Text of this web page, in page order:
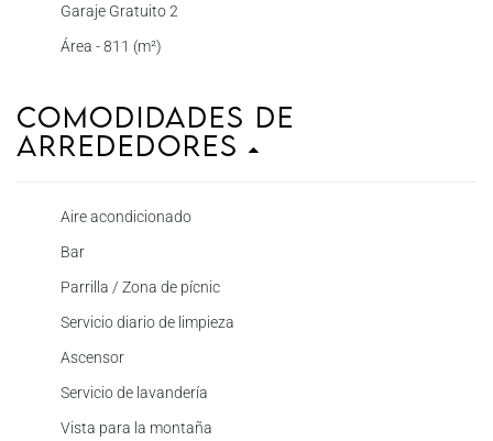
Garaje Gratuito 2
Área - 811 (m²)
Comodidades de
Arrededores
Aire acondicionado
Bar
Parrilla / Zona de pícnic
Servicio diario de limpieza
Ascensor
Servicio de lavandería
Vista para la montaña